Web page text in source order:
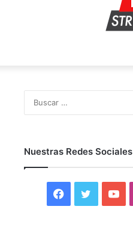
Nuestras Redes Sociales
F
Y